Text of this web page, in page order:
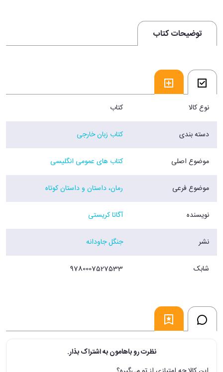
توضیحات کتاب
نوع کالا کتاب
دسته بندی کتاب زبان خارجی
موضوع اصلی کتاب های عمومی انگلیسی
موضوع فرعی رمان، داستان و داستان کوتاه
نویسنده آگاتا کریستی
نشر جنگل جاودانه
شابک 9780007527533
نظرت رو باهامون به اشتراک بذار.